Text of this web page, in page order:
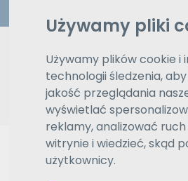
Używamy pliki
Używamy plików cookie i
technologii śledzenia,
jakość przeglądania
wyświetlać
reklamy, analizować ruch
witrynie i wiedzieć, skąd
użytkownicy.
Typ tłumaczenia
Pisemne czy ustne
Znajdź
Reklama